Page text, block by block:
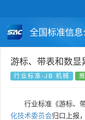
全国标准信
国家标准
国外标准
游标、带表和数显
行业标准-JB 机械
行业标准《游标、
化技术委员会归口上报